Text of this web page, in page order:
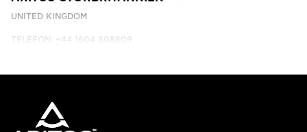
UNITED KINGDOM
TELEFON: +44 1604 808809